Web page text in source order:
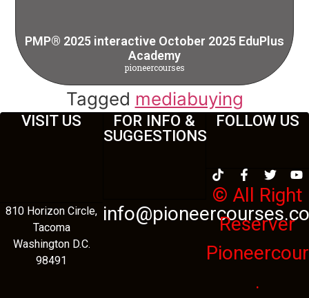
PMP® 2025 interactive October 2025 EduPlus
Academy
pioneercourses
Tagged mediabuying
VISIT US
810 Horizon Circle,
Tacoma
Washington D.C.
98491
FOR INFO &
SUGGESTIONS
FOLLOW US
© All Right
Reserver
.